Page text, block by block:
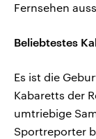
Fernsehen
Beliebtestes
Es ist die
Kabaretts der
umtriebige
Sportreporter